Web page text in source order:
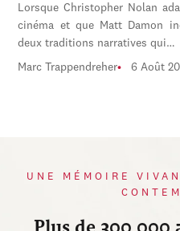
Lorsque Christopher Nolan
cinéma et que Matt Damon
deux traditions narratives qui…
Marc Trappendreher 6 Août
UNE MÉMOIRE